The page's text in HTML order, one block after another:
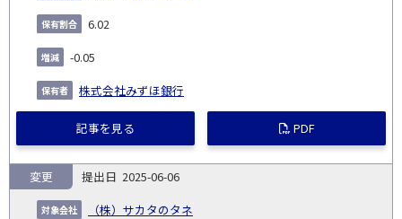
6.02
-0.05
株式会社みずほ銀行
記事を見る PDF
2025-06-06
（株）サカタのタネ
変更